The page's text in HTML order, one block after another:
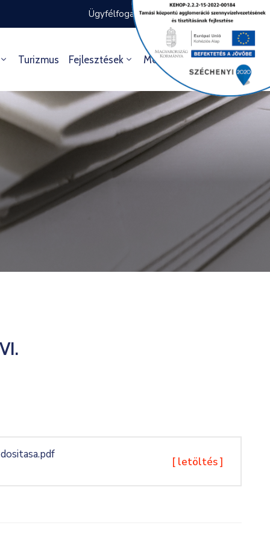
Ügyfélfogadás rendje Ügyintézés
Turizmus Fejlesztések Média Kultúra
[ letöltés ]